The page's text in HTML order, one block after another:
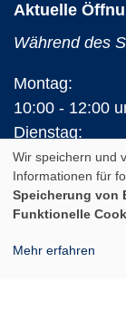
Aktuelle
Während des
Montag:
10:00 - 12:00
Dienstag:
10:00 - 12:00
Mittwoch:
10:00 - 12:00
10:00 - 12:00
Wir speichern und
Informationen für
Speicherung von
Funktionelle
Mehr erfahren